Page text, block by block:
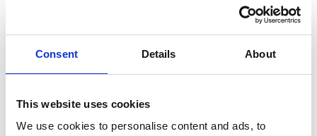
Consent Details About
This website uses cookies
We use cookies to personalise content and ads, to
Zoom